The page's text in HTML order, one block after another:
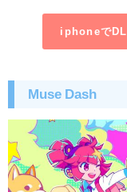
iphoneでDL
Muse Dash